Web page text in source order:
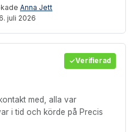
Anna Jett
juli 2026
Verifierad
med, alla var
i tid och körde på Precis